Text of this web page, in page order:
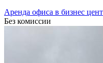
Аренда офиса в бизнес
Без комиссии